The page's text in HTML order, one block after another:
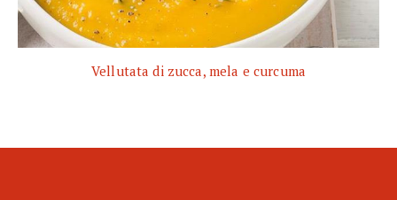
Vellutata di zucca, mela e curcuma